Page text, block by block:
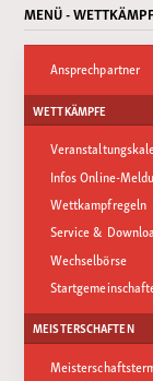
MENÜ -
Ansprechpartner
WETTKÄMPFE
Infos Online-
Wettkampfregeln
Service &
Wechselbörse
MEISTERSCHAFTEN